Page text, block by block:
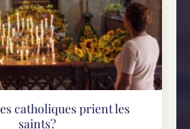
catholiques prient les
saints?